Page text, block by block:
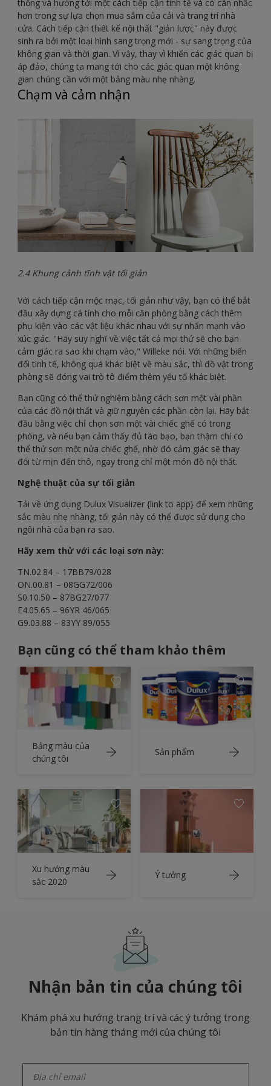
thống và hướng tới một cách tiếp cận tinh tế và có cân nhắc
hơn trong sự lựa chọn mua sắm của cải và trang trí nhà
cửa. Cách tiếp cận thiết kế nội thất "giản lược" này được
sinh ra bởi một loại hình sang trọng mới - sự sang trọng của
không gian và thời gian. Vì vậy, thay vì khiến các giác quan bị
áp đảo, chúng ta mang tới cho các giác quan một không
gian chúng cần với một bảng màu nhẹ nhàng.
Chạm và cảm nhận
2.4 Khung cảnh tĩnh vật tối giản
Với cách tiếp cận mộc mạc, tối giản như vậy, bạn có thể bắt
đầu xây dựng cá tính cho mỗi căn phòng bằng cách thêm
phụ kiện vào các vật liệu khác nhau với sự nhấn mạnh vào
xúc giác. "Hãy suy nghĩ về việc tất cả mọi thứ sẽ cho bạn
cảm giác ra sao khi chạm vào," Willeke nói. Với những biến
đổi tinh tế, không quá khác biệt về màu sắc, thì đồ vật trong
phòng sẽ đóng vai trò tô điểm thêm yếu tố khác biệt.
Bạn cũng có thể thử nghiệm bằng cách sơn một vài phần
của các đồ nội thất và giữ nguyên các phần còn lại. Hãy bắt
đầu bằng việc chỉ chọn sơn một vài chiếc ghế có trong
phòng, và nếu bạn cảm thấy đủ táo bạo, bạn thậm chí có
thể thử sơn một nửa chiếc ghế, nhờ đó cảm giác sẽ thay
đổi từ mịn đến thô, ngay trong chỉ một món đồ nội thất.
Nghệ thuật của sự tối giản
Tải về ứng dụng Dulux Visualizer {link to app} để xem những
sắc màu nhẹ nhàng, tối giản này có thể được sử dụng cho
ngôi nhà của bạn ra sao.
Hãy xem thử với các loại sơn này:
TN.02.84 – 17BB79/028
ON.00.81 – 08GG72/006
S0.10.50 – 87BG27/077
E4.05.65 – 96YR 46/065
G9.03.88 – 83YY 89/055
Bạn cũng có thể tham khảo thêm
Bảng màu của
chúng tôi
Sản phẩm
Xu hướng màu
sắc 2020
Ý tưởng
Nhận bản tin của chúng tôi
Khám phá xu hướng trang trí và các ý tưởng trong
bản tin hàng tháng mới của chúng tôi